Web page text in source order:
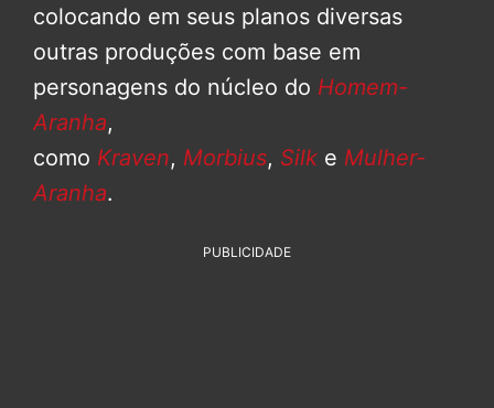
colocando em seus planos diversas
outras produções com base em
personagens do núcleo do Homem-
Aranha,
como Kraven, Morbius, Silk e Mulher-
Aranha.
PUBLICIDADE